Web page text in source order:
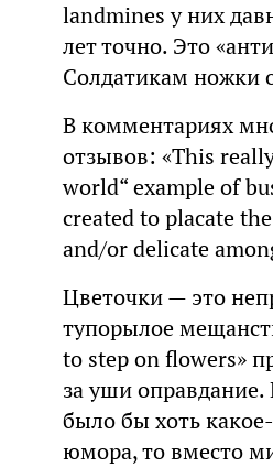
landmines у них
лет точно. Это
Солдатикам ножки
В комментариях
отзывов: «This
world“ example of
created to placate
and/or delicate
Цветочки — это
тупорылое
to step on flowers»
за уши
было бы хоть
юмора, то вместо